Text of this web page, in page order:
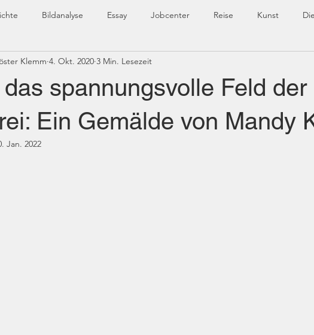
Bildanalyse Essay Jobcenter Reise Kunst
spannungsvolle Feld der
Ein Gemälde von Mandy
Klemm 4. Okt. 2020 3 Min. Lesezeit
Jan. 2022